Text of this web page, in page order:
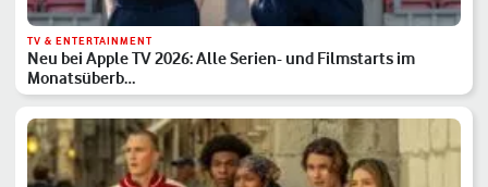
TV & ENTERTAINMENT
Neu bei Apple TV 2026: Alle Serien- und Filmstarts im
Monatsüberb…